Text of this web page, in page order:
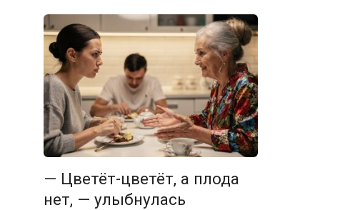
— Цветёт-цветёт, а плода
нет, — улыбнулась